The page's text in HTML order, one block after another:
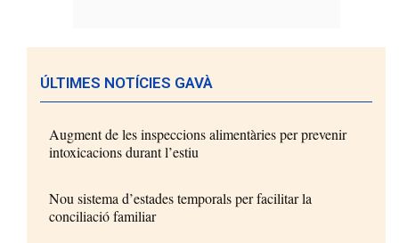
ÚLTIMES NOTÍCIES GAVÀ
Augment de les inspeccions alimentàries per prevenir
intoxicacions durant l’estiu
Nou sistema d’estades temporals per facilitar la
conciliació familiar